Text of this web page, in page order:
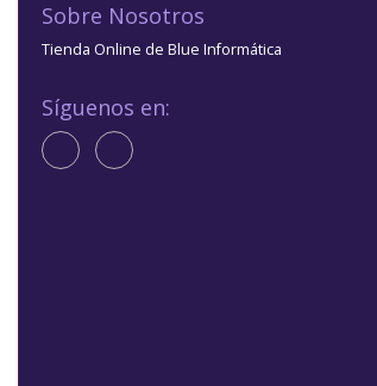
Sobre Nosotros
Tienda Online de Blue Informática
Síguenos en: